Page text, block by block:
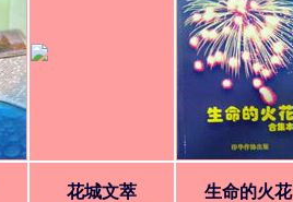
花城文萃
生命的火花